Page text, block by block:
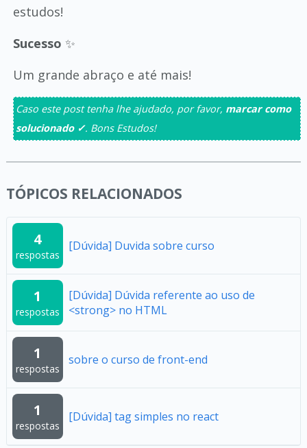
estudos!
Sucesso ✨
Um grande abraço e até mais!
Caso este post tenha lhe ajudado, por favor, marcar como
solucionado ✓. Bons Estudos!
TÓPICOS RELACIONADOS
4
respostas
[Dúvida] Duvida sobre curso
1
respostas
[Dúvida] Dúvida referente ao uso de
<strong> no HTML
1
respostas
sobre o curso de front-end
1
respostas
[Dúvida] tag simples no react